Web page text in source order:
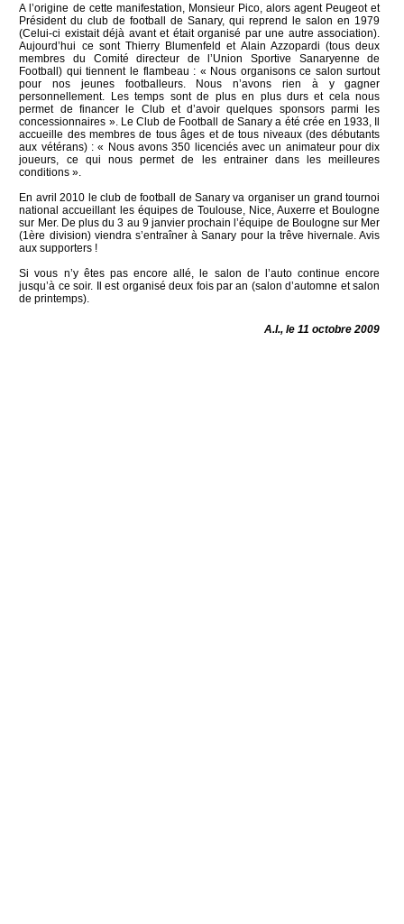
A l’origine de cette manifestation, Monsieur Pico, alors agent Peugeot et
Président du club de football de Sanary, qui reprend le salon en 1979
(Celui-ci existait déjà avant et était organisé par une autre association).
Aujourd’hui ce sont Thierry Blumenfeld et Alain Azzopardi (tous deux
membres du Comité directeur de l’Union Sportive Sanaryenne de
Football) qui tiennent le flambeau : « Nous organisons ce salon surtout
pour nos jeunes footballeurs. Nous n’avons rien à y gagner
personnellement. Les temps sont de plus en plus durs et cela nous
permet de financer le Club et d’avoir quelques sponsors parmi les
concessionnaires ». Le Club de Football de Sanary a été crée en 1933, Il
accueille des membres de tous âges et de tous niveaux (des débutants
aux vétérans) : « Nous avons 350 licenciés avec un animateur pour dix
joueurs, ce qui nous permet de les entrainer dans les meilleures
conditions ».
En avril 2010 le club de football de Sanary va organiser un grand tournoi
national accueillant les équipes de Toulouse, Nice, Auxerre et Boulogne
sur Mer. De plus du 3 au 9 janvier prochain l’équipe de Boulogne sur Mer
(1ère division) viendra s’entraîner à Sanary pour la trêve hivernale. Avis
aux supporters !
Si vous n’y êtes pas encore allé, le salon de l’auto continue encore
jusqu’à ce soir. Il est organisé deux fois par an (salon d’automne et salon
de printemps).
A.I., le 11 octobre 2009